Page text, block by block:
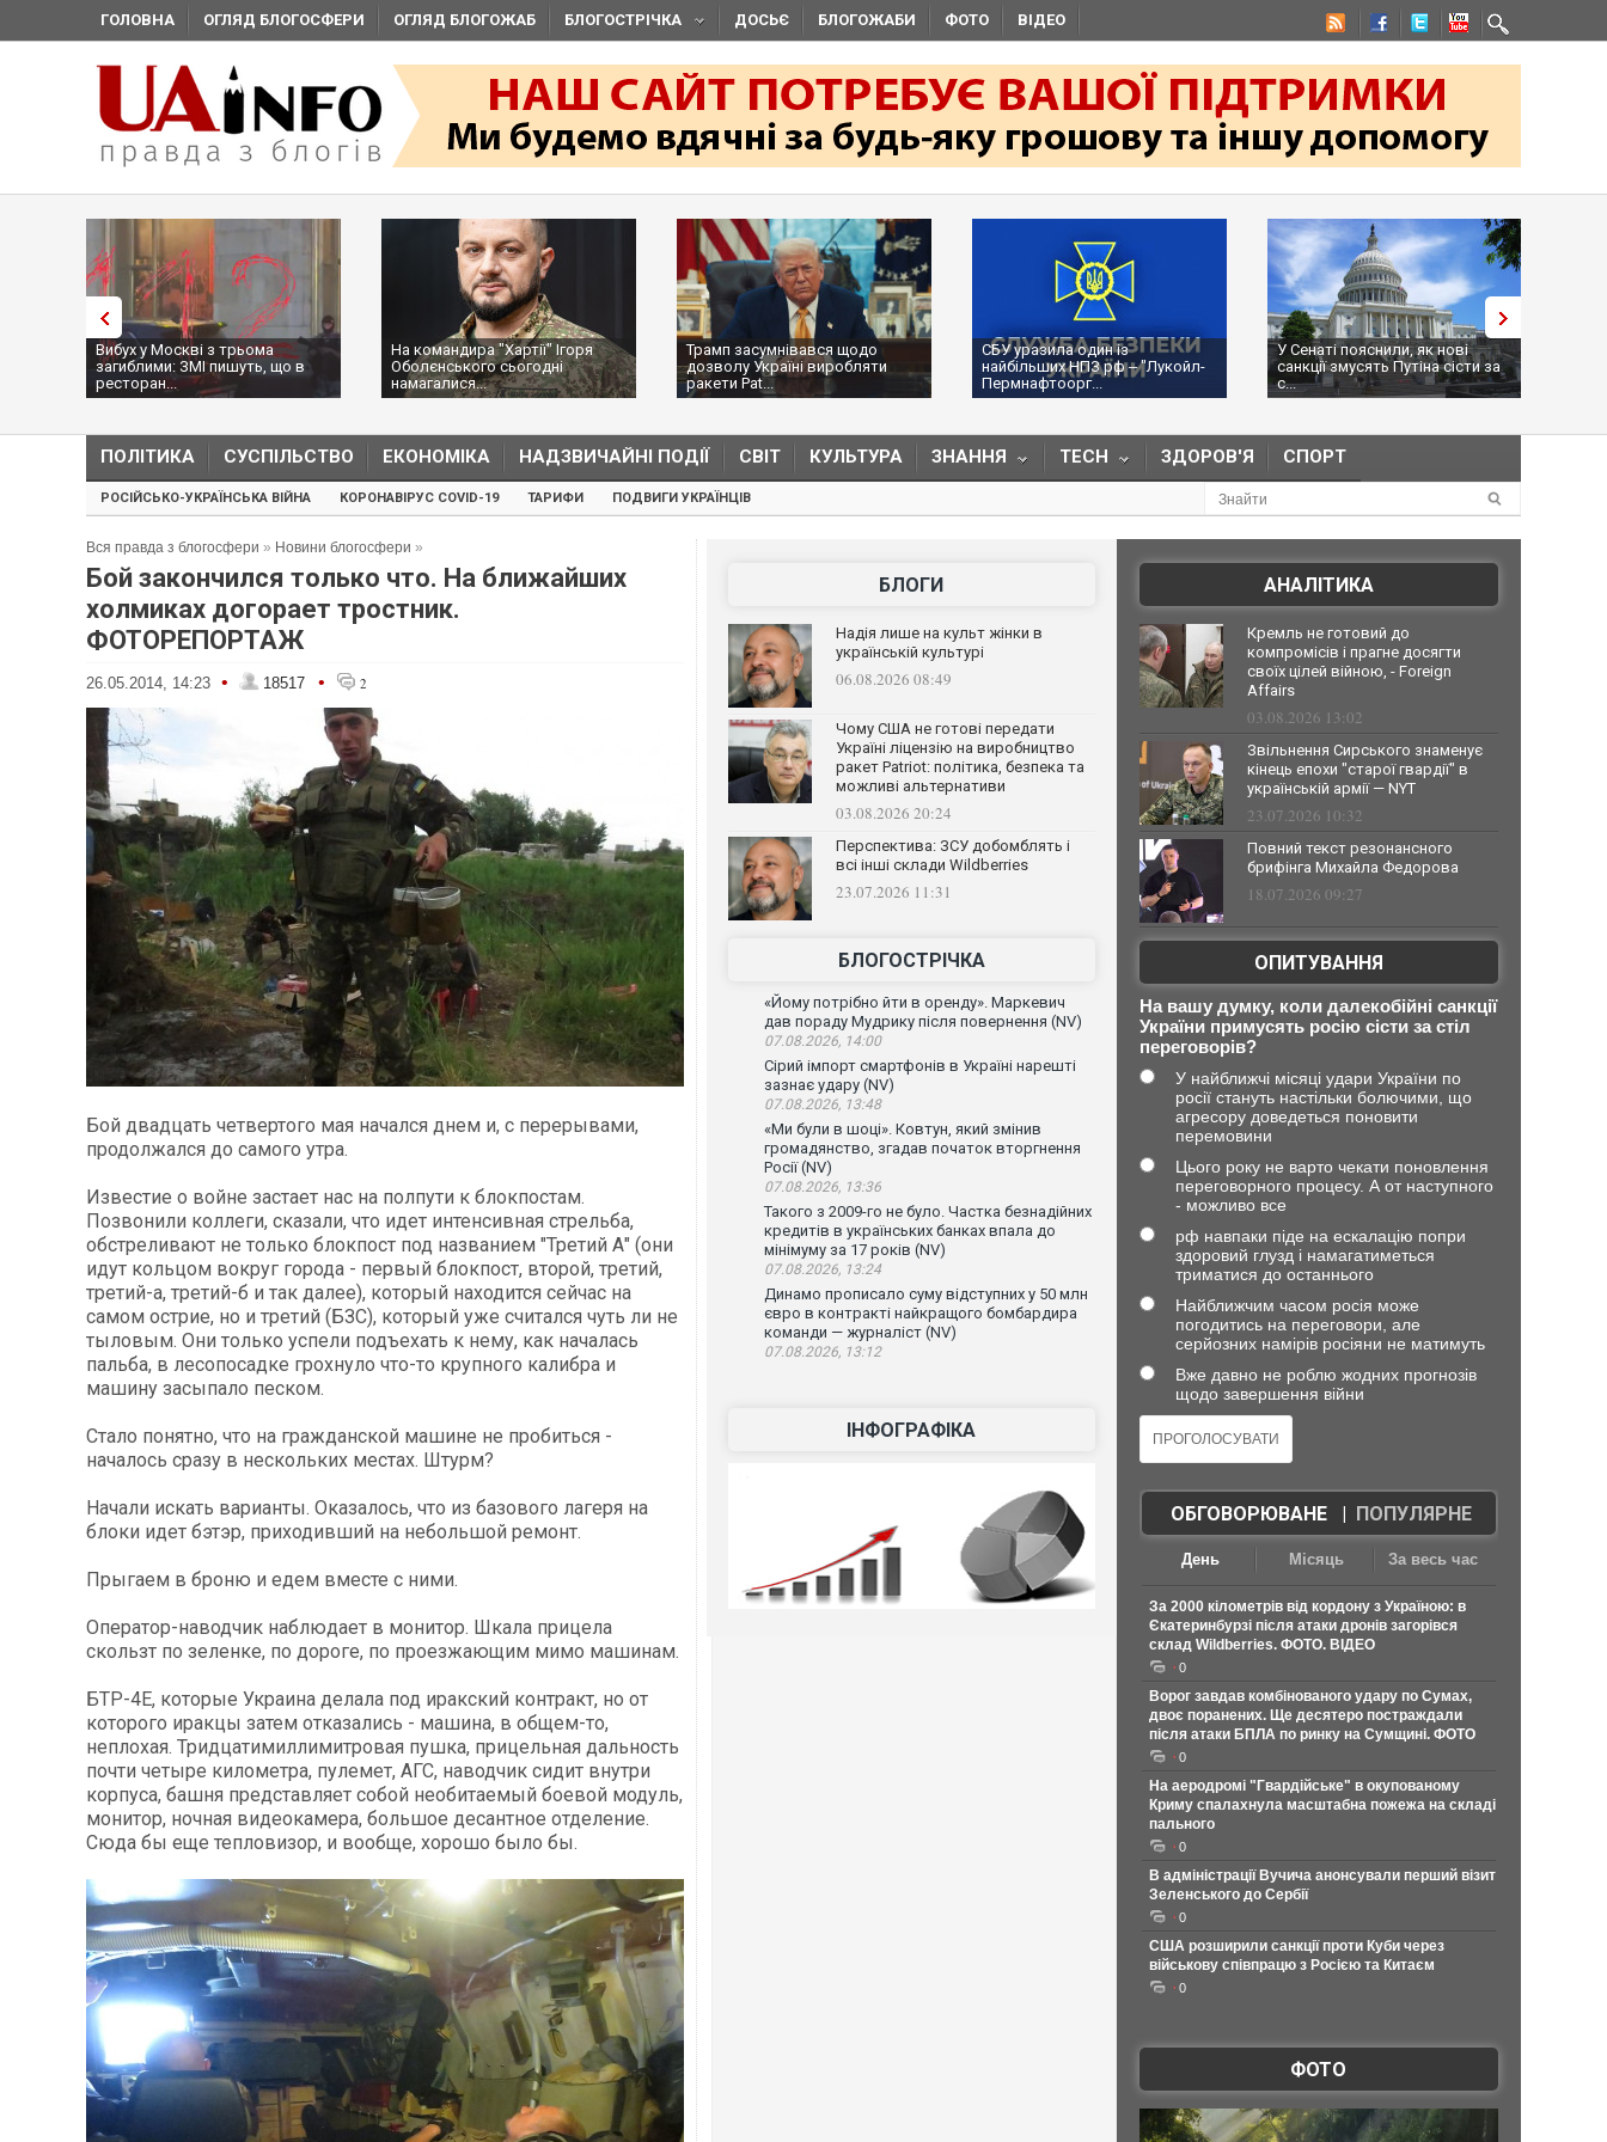
ГОЛОВНА ОГЛЯД БЛОГОСФЕРИ ОГЛЯД БЛОГОЖАБ БЛОГОСТРІЧКА ДОСЬЄ БЛОГОЖАБИ ФОТО ВІДЕО
Вибух у Москві з трьома
загиблими: ЗМІ пишуть, що в
ресторан...
На командира "Хартії" Ігоря
Оболєнського сьогодні
намагалися...
Трамп засумнівався щодо
дозволу Україні виробляти
ракети Pat...
СБУ уразила один із
найбільших НПЗ рф ‒ "Лукойл-
Пермнафтоорг...
У Сенаті пояснили, як нові
санкції змусять Путіна сісти за
с...
ПОЛІТИКА СУСПІЛЬСТВО ЕКОНОМІКА НАДЗВИЧАЙНІ ПОДІЇ СВІТ КУЛЬТУРА ЗНАННЯ TECH ЗДОРОВ'Я СПОРТ
РОСІЙСЬКО-УКРАЇНСЬКА ВІЙНА КОРОНАВІРУС COVID-19 ТАРИФИ ПОДВИГИ УКРАЇНЦІВ
Вся правда з блогосфери » Новини блогосфери »
Бой закончился только что. На ближайших
холмиках догорает тростник.
ФОТОРЕПОРТАЖ
26.05.2014, 14:23 • 18517 • 2
Бой двадцать четвертого мая начался днем и, с перерывами,
продолжался до самого утра.
Известие о войне застает нас на полпути к блокпостам.
Позвонили коллеги, сказали, что идет интенсивная стрельба,
обстреливают не только блокпост под названием "Третий А" (они
идут кольцом вокруг города - первый блокпост, второй, третий,
третий-а, третий-б и так далее), который находится сейчас на
самом острие, но и третий (БЗС), который уже считался чуть ли не
тыловым. Они только успели подъехать к нему, как началась
пальба, в лесопосадке грохнуло что-то крупного калибра и
машину засыпало песком.
Стало понятно, что на гражданской машине не пробиться -
началось сразу в нескольких местах. Штурм?
Начали искать варианты. Оказалось, что из базового лагеря на
блоки идет бэтэр, приходивший на небольшой ремонт.
Прыгаем в броню и едем вместе с ними.
Оператор-наводчик наблюдает в монитор. Шкала прицела
скользт по зеленке, по дороге, по проезжающим мимо машинам.
БТР-4Е, которые Украина делала под иракский контракт, но от
которого иракцы затем отказались - машина, в общем-то,
неплохая. Тридцатимиллимитровая пушка, прицельная дальность
почти четыре километра, пулемет, АГС, наводчик сидит внутри
корпуса, башня представляет собой необитаемый боевой модуль,
монитор, ночная видеокамера, большое десантное отделение.
Сюда бы еще тепловизор, и вообще, хорошо было бы.
БЛОГИ
Надія лише на культ жінки в
українській культурі
06.08.2026 08:49
Чому США не готові передати
Україні ліцензію на виробництво
ракет Patriot: політика, безпека та
можливі альтернативи
03.08.2026 20:24
Перспектива: ЗСУ добомблять і
всі інші склади Wildberries
23.07.2026 11:31
БЛОГОСТРІЧКА
«Йому потрібно йти в оренду». Маркевич
дав пораду Мудрику після повернення (NV)
07.08.2026, 14:00
Сірий імпорт смартфонів в Україні нарешті
зазнає удару (NV)
07.08.2026, 13:48
«Ми були в шоці». Ковтун, який змінив
громадянство, згадав початок вторгнення
Росії (NV)
07.08.2026, 13:36
Такого з 2009-го не було. Частка безнадійних
кредитів в українських банках впала до
мінімуму за 17 років (NV)
07.08.2026, 13:24
Динамо прописало суму відступних у 50 млн
євро в контракті найкращого бомбардира
команди — журналіст (NV)
07.08.2026, 13:12
ІНФОГРАФІКА
АНАЛІТИКА
Кремль не готовий до
компромісів і прагне досягти
своїх цілей війною, - Foreign
Affairs
03.08.2026 13:02
Звільнення Сирського знаменує
кінець епохи "старої гвардії" в
українській армії — NYT
23.07.2026 10:32
Повний текст резонансного
брифінга Михайла Федорова
18.07.2026 09:27
ОПИТУВАННЯ
На вашу думку, коли далекобійні санкції
України примусять росію сісти за стіл
переговорів?
У найближчі місяці удари України по
росії стануть настільки болючими, що
агресору доведеться поновити
перемовини
Цього року не варто чекати поновлення
переговорного процесу. А от наступного
- можливо все
рф навпаки піде на ескалацію попри
здоровий глузд і намагатиметься
триматися до останнього
Найближчим часом росія може
погодитись на переговори, але
серйозних намірів росіяни не матимуть
Вже давно не роблю жодних прогнозів
щодо завершення війни
ОБГОВОРЮВАНЕ| ПОПУЛЯРНЕ
День Місяць За весь час
За 2000 кілометрів від кордону з Україною: в
Єкатеринбурзі після атаки дронів загорівся
склад Wildberries. ФОТО. ВІДЕО
0
Ворог завдав комбінованого удару по Сумах,
двоє поранених. Ще десятеро постраждали
після атаки БПЛА по ринку на Сумщині. ФОТО
0
На аеродромі "Гвардійське" в окупованому
Криму спалахнула масштабна пожежа на складі
пального
0
В адміністрації Вучича анонсували перший візит
Зеленського до Сербії
0
США розширили санкції проти Куби через
військову співпрацю з Росією та Китаєм
0
ФОТО